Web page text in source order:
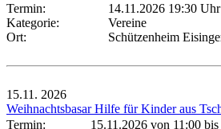
Termin:
14.11.2026 19:30 Uhr
Kategorie:
Vereine
Ort:
Schützenheim
15.11. 2026
Weihnachtsbasar Hilfe für Kinder aus
Termin:
15.11.2026 von 11:00